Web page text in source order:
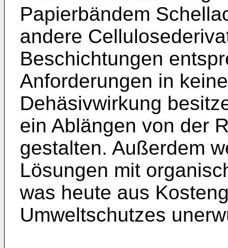
Papierbändem
andere
Beschichtungen
Anforderungen in
Dehäsivwirkung
ein Ablängen von der
gestalten. Außerdem
Lösungen mit
was heute aus
Umweltschutzes